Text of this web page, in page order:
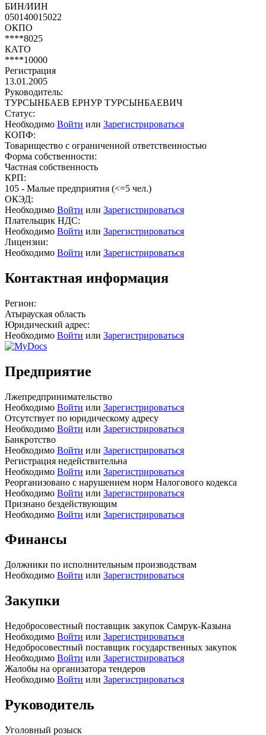
БИН/ИИН
050140015022
ОКПО
****8025
КАТО
****10000
Регистрация
13.01.2005
Руководитель:
ТУРСЫНБАЕВ ЕРНУР ТУРСЫНБАЕВИЧ
Статус:
Необходимо Войти или Зарегистрироваться
КОПФ:
Товарищество с ограниченной ответственностью
Форма собственности:
Частная собственность
КРП:
105 - Малые предприятия (<=5 чел.)
ОКЭД:
Необходимо Войти или Зарегистрироваться
Плательщик НДС:
Необходимо Войти или Зарегистрироваться
Лицензии:
Необходимо Войти или Зарегистрироваться
Контактная информация
Регион:
Атырауская область
Юридический адрес:
Необходимо Войти или Зарегистрироваться
Предприятие
Лжепредпринимательство
Необходимо Войти или Зарегистрироваться
Отсутствует по юридическому адресу
Необходимо Войти или Зарегистрироваться
Банкротство
Необходимо Войти или Зарегистрироваться
Регистрация недействительна
Необходимо Войти или Зарегистрироваться
Реорганизовано с нарушением норм Налогового кодекса
Необходимо Войти или Зарегистрироваться
Признано бездействующим
Необходимо Войти или Зарегистрироваться
Финансы
Должники по исполнительным производствам
Необходимо Войти или Зарегистрироваться
Закупки
Недобросовестный поставщик закупок Самрук-Казына
Необходимо Войти или Зарегистрироваться
Недобросовестный поставщик государственных закупок
Необходимо Войти или Зарегистрироваться
Жалобы на организатора тендеров
Необходимо Войти или Зарегистрироваться
Руководитель
Уголовный розыск